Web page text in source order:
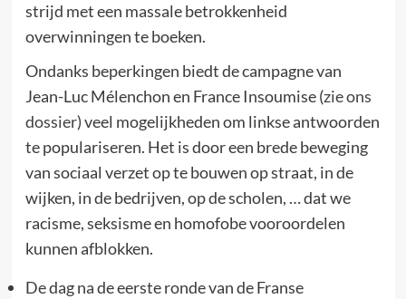
strijd met een massale betrokkenheid
overwinningen te boeken.
Ondanks beperkingen biedt de campagne van
Jean-Luc Mélenchon en France Insoumise (zie ons
dossier) veel mogelijkheden om linkse antwoorden
te populariseren. Het is door een brede beweging
van sociaal verzet op te bouwen op straat, in de
wijken, in de bedrijven, op de scholen, … dat we
racisme, seksisme en homofobe vooroordelen
kunnen afblokken.
De dag na de eerste ronde van de Franse